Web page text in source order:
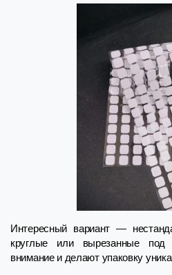
Интересный вариант —
круглые или вырезанные под
внимание и делают упаковку